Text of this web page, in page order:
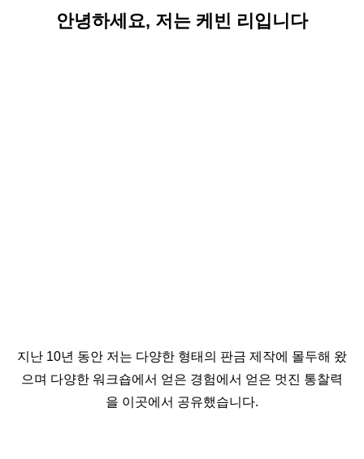
안녕하세요, 저는 케빈 리입니다
지난 10년 동안 저는 다양한 형태의 판금 제작에 몰두해 왔
으며 다양한 워크숍에서 얻은 경험에서 얻은 멋진 통찰력
을 이곳에서 공유했습니다.